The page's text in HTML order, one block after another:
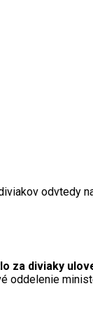
odvtedy
za diviaky
oddelenie